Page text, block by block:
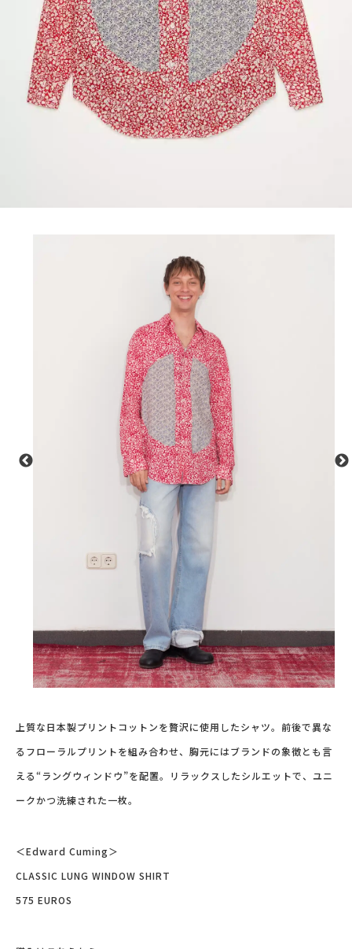
上質な日本製プリントコットンを贅沢に使用したシャツ。前後で異な
るフローラルプリントを組み合わせ、胸元にはブランドの象徴とも言
える“ラングウィンドウ”を配置。リラックスしたシルエットで、ユニ
ークかつ洗練された一枚。
＜Edward Cuming＞
CLASSIC LUNG WINDOW SHIRT
575 EUROS